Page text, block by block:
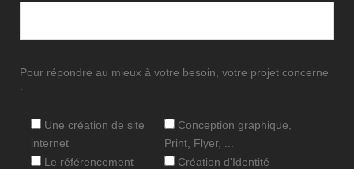
Pour répondre au mieux à votre besoin, votre projet concerne
:
Une création de site
internet
Conception graphique,
Print, Flyer, ...
Le référencement
Création d'Identité